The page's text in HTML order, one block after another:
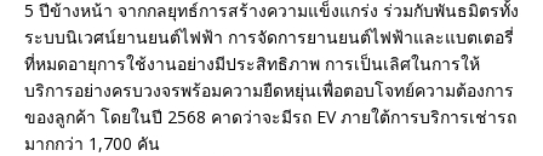
5 ปีข้างหน้า จากกลยุทธ์การสร้างความแข็งแกร่ง ร่วมกับพันธมิตรทั้ง
ระบบนิเวศน์ยานยนต์ไฟฟ้า การจัดการยานยนต์ไฟฟ้าและแบตเตอรี่
ที่หมดอายุการใช้งานอย่างมีประสิทธิภาพ การเป็นเลิศในการให้
บริการอย่างครบวงจรพร้อมความยืดหยุ่นเพื่อตอบโจทย์ความต้องการ
ของลูกค้า โดยในปี 2568 คาดว่าจะมีรถ EV ภายใต้การบริการเช่ารถ
มากกว่า 1,700 คัน